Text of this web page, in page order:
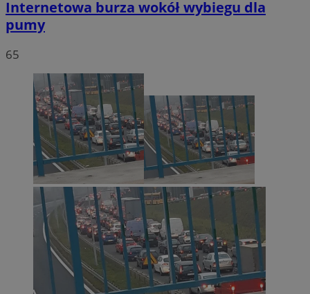
Internetowa burza wokół wybiegu dla
pumy
65